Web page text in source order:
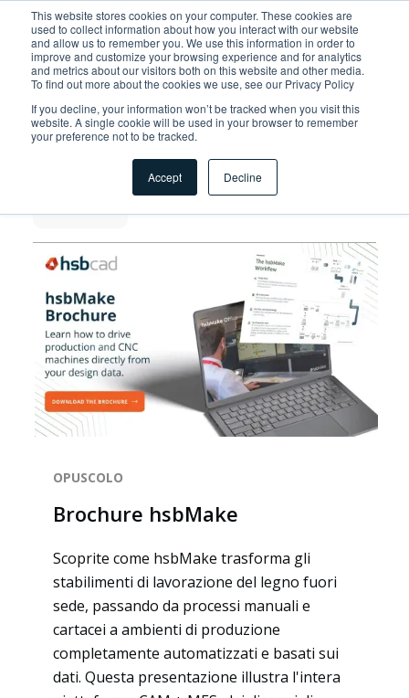
This website stores cookies on your computer. These cookies are
used to collect information about how you interact with our website
and allow us to remember you. We use this information in order to
improve and customize your browsing experience and for analytics
and metrics about our visitors both on this website and other media.
To find out more about the cookies we use, see our Privacy Policy
If you decline, your information won’t be tracked when you visit this
website. A single cookie will be used in your browser to remember
your preference not to be tracked.
Accept Decline
Ordina per
Categoria
Documento tecnico
Opuscolo
OPUSCOLO
Brochure hsbMake
Scoprite come hsbMake trasforma gli
stabilimenti di lavorazione del legno fuori
sede, passando da processi manuali e
cartacei a ambienti di produzione
completamente automatizzati e basati sui
dati. Questa presentazione illustra l'intera